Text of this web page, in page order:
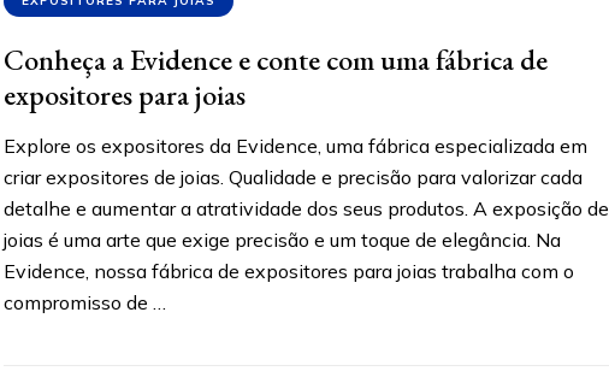
Conheça a Evidence e conte com uma fábrica de
expositores para joias
Explore os expositores da Evidence, uma fábrica especializada em
criar expositores de joias. Qualidade e precisão para valorizar cada
detalhe e aumentar a atratividade dos seus produtos. A exposição de
joias é uma arte que exige precisão e um toque de elegância. Na
Evidence, nossa fábrica de expositores para joias trabalha com o
compromisso de …